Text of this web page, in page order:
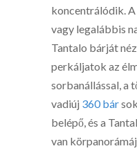
koncentrálódik. A
vagy legalábbis
Tantalo bárját
perkáljatok az
sorbanállással, a
vadiúj 360 bár
belépő, és a
van